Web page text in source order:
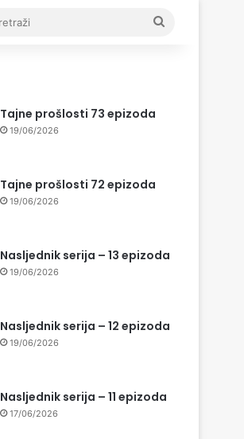
Tajne prošlosti 73 epizoda
19/06/2026
Tajne prošlosti 72 epizoda
19/06/2026
Nasljednik serija – 13 epizoda
19/06/2026
Nasljednik serija – 12 epizoda
19/06/2026
Nasljednik serija – 11 epizoda
17/06/2026